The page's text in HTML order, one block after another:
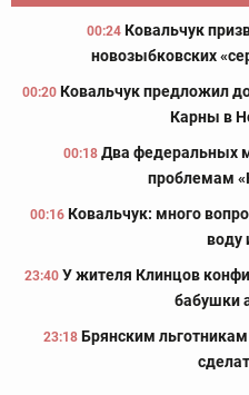
00:24 Ковальчук
новозыбковских
00:20 Ковальчук предложил
Карны в
00:18 Два федеральных
проблемам
00:16 Ковальчук: много
воду
23:40 У жителя Клинцов
бабушки
23:18 Брянским